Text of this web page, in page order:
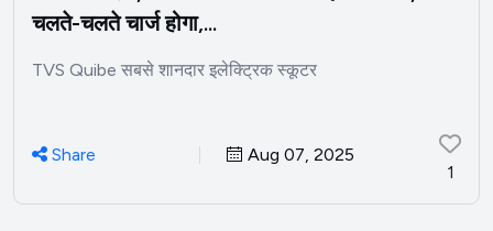
चलते-चलते चार्ज होगा,...
TVS Quibe सबसे शानदार इलेक्ट्रिक स्कूटर
Share
Aug 07, 2025
1